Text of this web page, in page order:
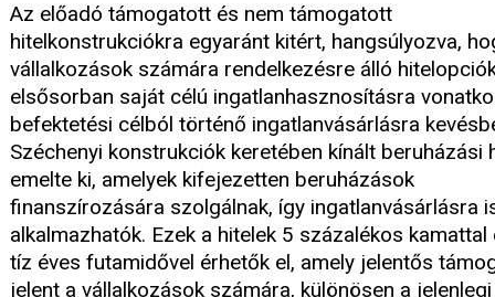
Az előadó támogatott és nem támogatott
hitelkonstrukciókra egyaránt kitért, hangsúlyozva,
vállalkozások számára rendelkezésre álló
elsősorban saját célú ingatlanhasznosításra
befektetési célból történő ingatlanvásárlásra
Széchenyi konstrukciók keretében kínált beruházási
emelte ki, amelyek kifejezetten beruházások
finanszírozására szolgálnak, így ingatlanvásárlásra
alkalmazhatók. Ezek a hitelek 5 százalékos kamattal
tíz éves futamidővel érhetők el, amely jelentős
jelent a vállalkozások számára, különösen a jelenlegi